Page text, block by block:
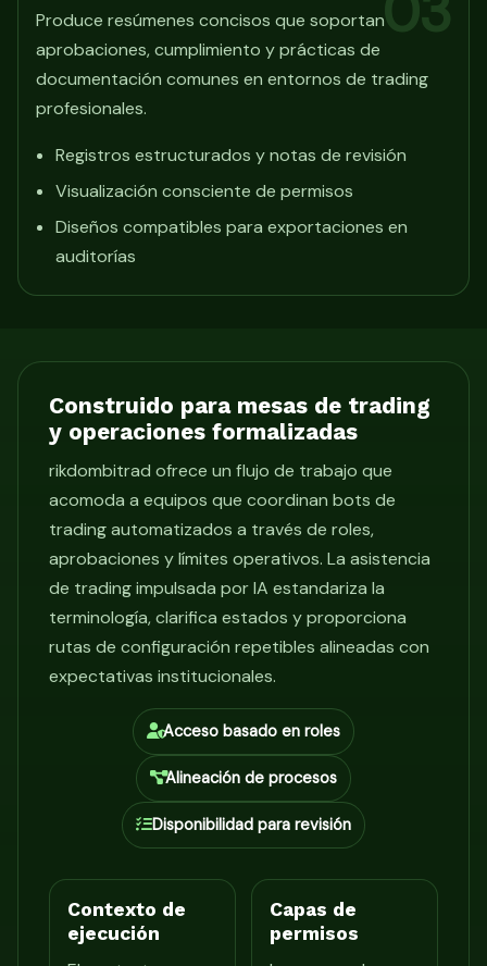
Produce resúmenes concisos que soportan
aprobaciones, cumplimiento y prácticas de
documentación comunes en entornos de trading
profesionales.
Registros estructurados y notas de revisión
Visualización consciente de permisos
Diseños compatibles para exportaciones en
auditorías
Construido para mesas de trading
y operaciones formalizadas
rikdombitrad ofrece un flujo de trabajo que
acomoda a equipos que coordinan bots de
trading automatizados a través de roles,
aprobaciones y límites operativos. La asistencia
de trading impulsada por IA estandariza la
terminología, clarifica estados y proporciona
rutas de configuración repetibles alineadas con
expectativas institucionales.
Acceso basado en roles
Alineación de procesos
Disponibilidad para revisión
Contexto de
ejecución
Capas de
permisos